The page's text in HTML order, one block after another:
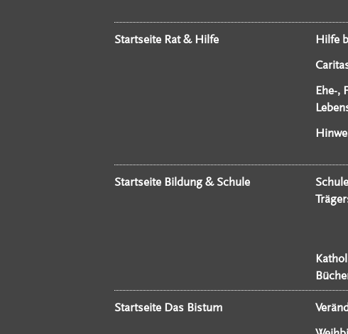
Startseite Rat & Hilfe Hilfe
Ehe-,
Startseite Bildung & Schule
Startseite Das Bistum